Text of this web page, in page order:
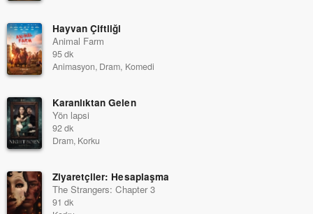
Hayvan Çiftliği
Animal Farm
95 dk
Animasyon, Dram, Komedi
Karanlıktan Gelen
Yön lapsi
92 dk
Dram, Korku
Ziyaretçiler: Hesaplaşma
The Strangers: Chapter 3
91 dk